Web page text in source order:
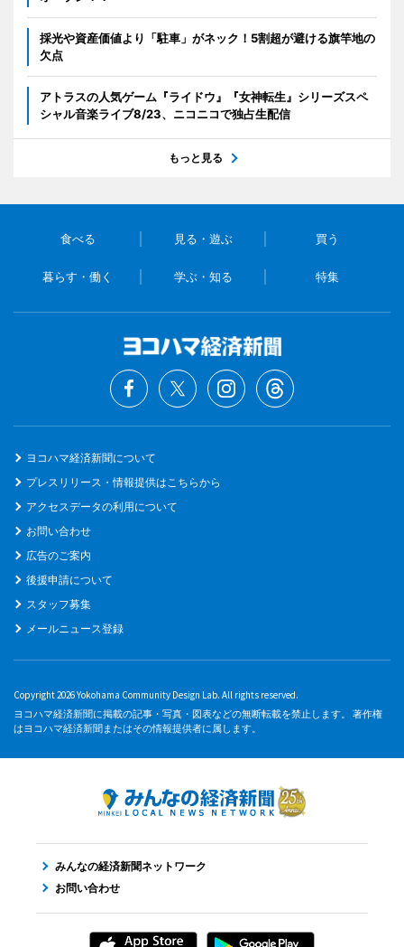
採光や資産価値より「駐車」がネック！5割超が避ける旗竿地の
欠点
アトラスの人気ゲーム『ライドウ』『女神転生』シリーズスペ
シャル音楽ライブ8/23、ニコニコで独占生配信
もっと見る
食べる 見る・遊ぶ 買う
暮らす・働く 学ぶ・知る 特集
ヨコハマ経済新聞について
プレスリリース・情報提供はこちらから
アクセスデータの利用について
お問い合わせ
広告のご案内
後援申請について
スタッフ募集
メールニュース登録
Copyright 2026 Yokohama Community Design Lab. All rights reserved.
ヨコハマ経済新聞に掲載の記事・写真・図表などの無断転載を禁止します。 著作権
はヨコハマ経済新聞またはその情報提供者に属します。
みんなの経済新聞ネットワーク
お問い合わせ